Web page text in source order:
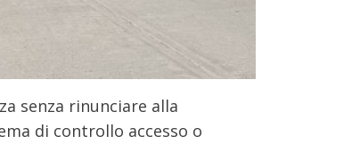
senza rinunciare alla
di controllo accesso o